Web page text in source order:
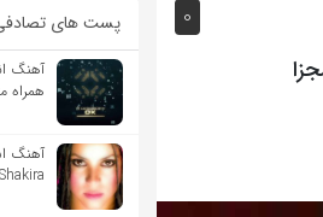
0 پست های
همراه
Shakira به همراه متن و ترجمه مجزا